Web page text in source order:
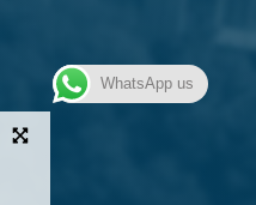
WhatsApp us